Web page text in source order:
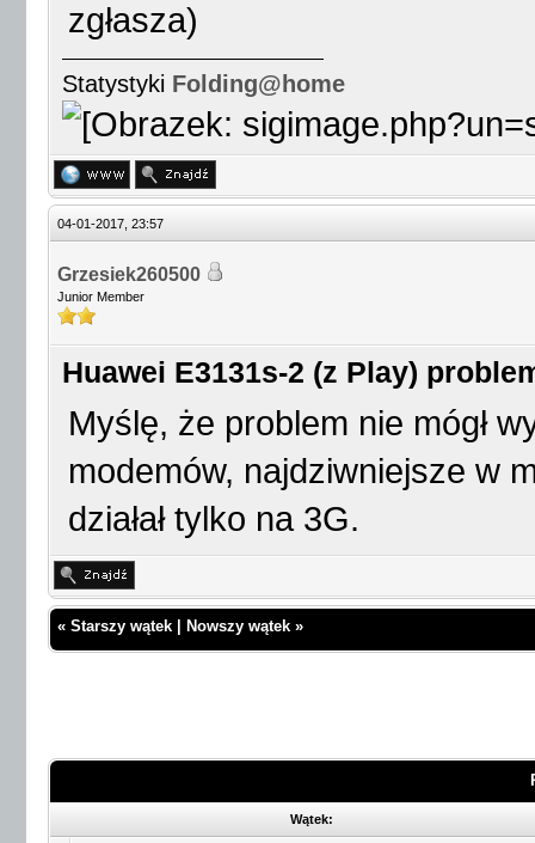
zgłasza)
Statystyki Folding@home
04-01-2017, 23:57
Grzesiek260500
Junior Member
Huawei E3131s-2 (z Play)
Myślę, że problem nie mógł
modemów, najdziwniejsze w
działał tylko na 3G.
« Starszy wątek Nowszy wątek »
Wątek: